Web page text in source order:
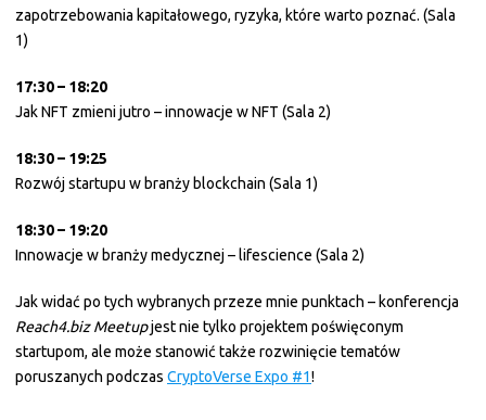
zapotrzebowania kapitałowego, ryzyka, które warto poznać. (Sala
1)
17:30 – 18:20
Jak NFT zmieni jutro – innowacje w NFT (Sala 2)
18:30 – 19:25
Rozwój startupu w branży blockchain (Sala 1)
18:30 – 19:20
Innowacje w branży medycznej – lifescience (Sala 2)
Jak widać po tych wybranych przeze mnie punktach – konferencja
Reach4.biz Meetupjest nie tylko projektem poświęconym
startupom, ale może stanowić także rozwinięcie tematów
poruszanych podczas CryptoVerse Expo #1!